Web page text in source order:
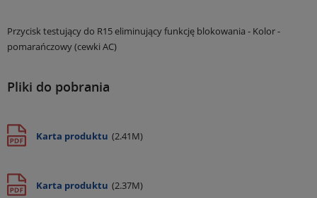
Przycisk testujący do R15 eliminujący funkcję blokowania - Kolor -
pomarańczowy (cewki AC)
Pliki do pobrania
Karta produktu (2.41M)
Karta produktu (2.37M)